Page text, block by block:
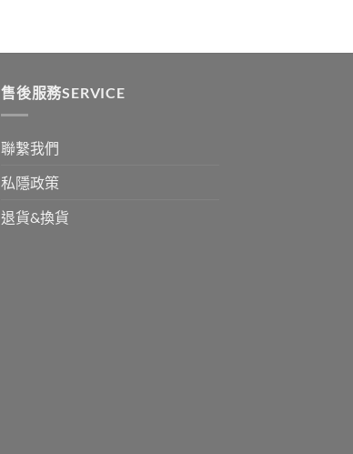
售後服務SERVICE
聯繫我們
私隱政策
退貨&換貨